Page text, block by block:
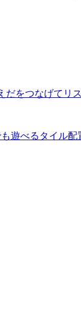
をつなげてリ
遊べるタイル配